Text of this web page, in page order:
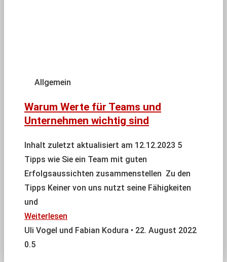
Allgemein
Warum Werte für Teams und
Unternehmen wichtig sind
Inhalt zuletzt aktualisiert am 12.12.2023 5
Tipps wie Sie ein Team mit guten
Erfolgsaussichten zusammenstellen Zu den
Tipps Keiner von uns nutzt seine Fähigkeiten
und
Weiterlesen
Uli Vogel und Fabian Kodura
22. August 2022